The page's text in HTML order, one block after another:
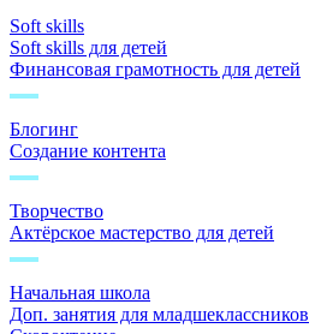
Soft skills
Soft skills для детей
Финансовая грамотность для детей
Блогинг
Создание контента
Творчество
Актёрское мастерство для детей
Начальная школа
Доп. занятия для младшеклассников